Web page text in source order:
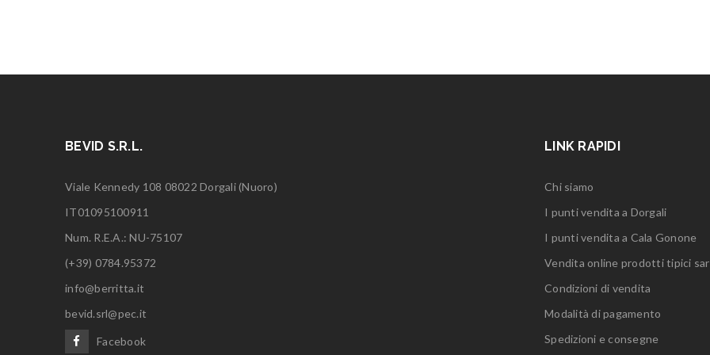
BEVID S.R.L.
Viale Kennedy 108 08022 Dorgali (Nuoro)
IT01095100911
Num. R.E.A.: NU-75107
(+39) 0784.95372
info@berritta.it
bevid.srl@pec.it
Facebook
LINK RAPIDI
Chi siamo
I punti vendita a Dorgali
I punti vendita a Cala Gonone
Vendita online prodotti tipici
Condizioni di vendita
Modalità di pagamento
Spedizioni e consegne